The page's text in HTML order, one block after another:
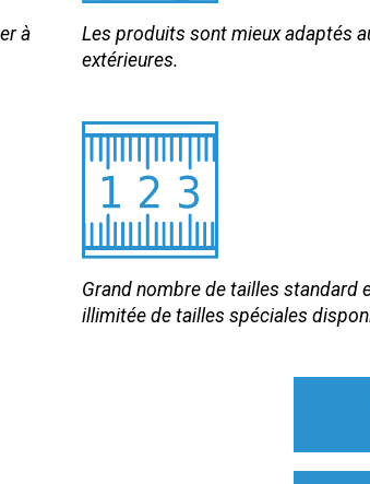
à
Les produits sont mieux adaptés
extérieures.
Grand nombre de tailles standard
illimitée de tailles spéciales